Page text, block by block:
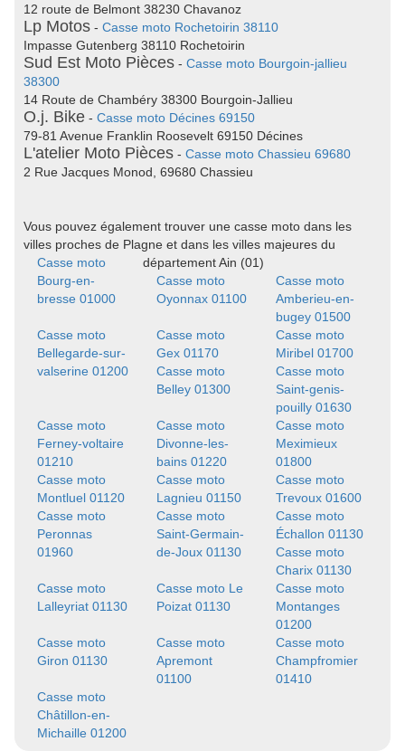
12 route de Belmont 38230 Chavanoz
Lp Motos - Casse moto Rochetoirin 38110
Impasse Gutenberg 38110 Rochetoirin
Sud Est Moto Pièces - Casse moto Bourgoin-jallieu
38300
14 Route de Chambéry 38300 Bourgoin-Jallieu
O.j. Bike - Casse moto Décines 69150
79-81 Avenue Franklin Roosevelt 69150 Décines
L'atelier Moto Pièces - Casse moto Chassieu 69680
2 Rue Jacques Monod, 69680 Chassieu
Vous pouvez également trouver une casse moto dans les
villes proches de Plagne et dans les villes majeures du
département Ain (01)
Casse moto
Bourg-en-
bresse 01000
Casse moto
Oyonnax 01100
Casse moto
Amberieu-en-
bugey 01500
Casse moto
Bellegarde-sur-
valserine 01200
Casse moto
Gex 01170
Casse moto
Miribel 01700
Casse moto
Belley 01300
Casse moto
Saint-genis-
pouilly 01630
Casse moto
Ferney-voltaire
01210
Casse moto
Divonne-les-
bains 01220
Casse moto
Meximieux
01800
Casse moto
Montluel 01120
Casse moto
Lagnieu 01150
Casse moto
Trevoux 01600
Casse moto
Peronnas
01960
Casse moto
Saint-Germain-
de-Joux 01130
Casse moto
Échallon 01130
Casse moto
Charix 01130
Casse moto
Lalleyriat 01130
Casse moto Le
Poizat 01130
Casse moto
Montanges
01200
Casse moto
Giron 01130
Casse moto
Apremont
01100
Casse moto
Champfromier
01410
Casse moto
Châtillon-en-
Michaille 01200